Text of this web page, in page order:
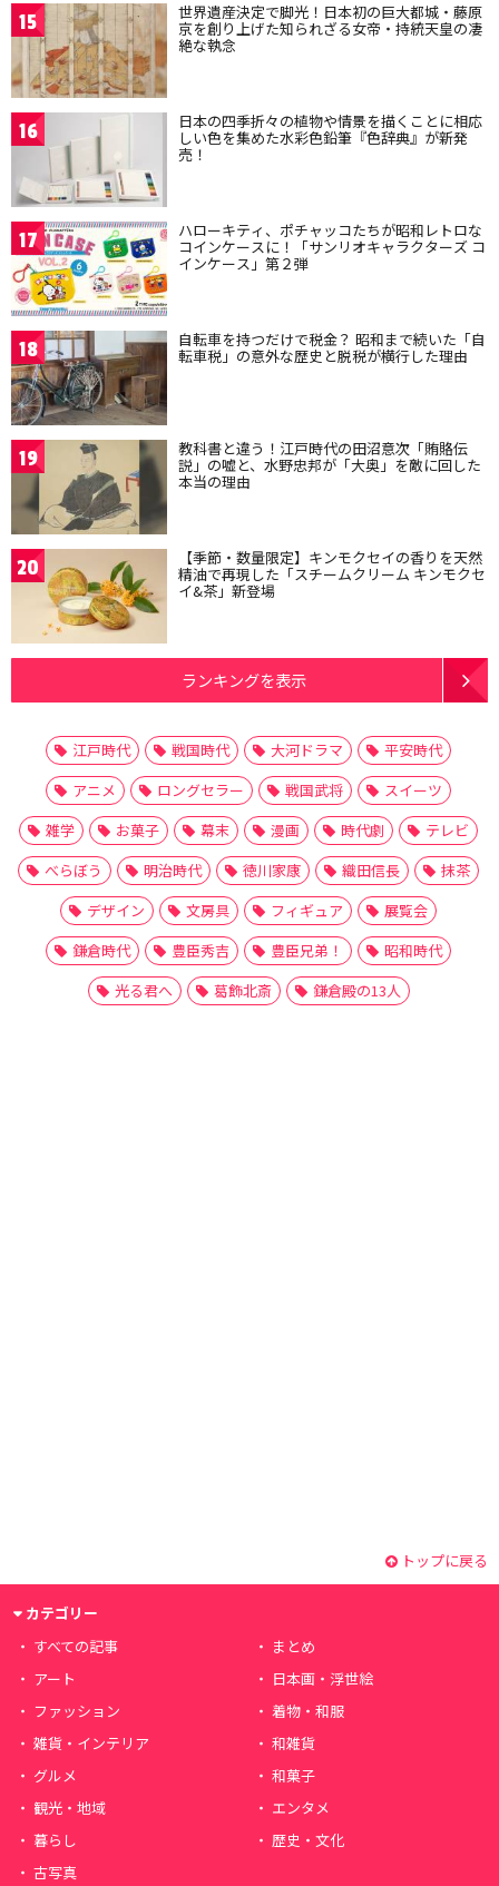
15 世界遺産決定で脚光！日本初の巨大都城・藤原
京を創り上げた知られざる女帝・持統天皇の凄
絶な執念
16 日本の四季折々の植物や情景を描くことに相応
しい色を集めた水彩色鉛筆『色辞典』が新発
売！
17 ハローキティ、ポチャッコたちが昭和レトロな
コインケースに！「サンリオキャラクターズ コ
インケース」第２弾
18 自転車を持つだけで税金？ 昭和まで続いた「自
転車税」の意外な歴史と脱税が横行した理由
19 教科書と違う！江戸時代の田沼意次「賄賂伝
説」の嘘と、水野忠邦が「大奥」を敵に回した
本当の理由
20 【季節・数量限定】キンモクセイの香りを天然
精油で再現した「スチームクリーム キンモクセ
イ&茶」新登場
ランキングを表示
江戸時代 戦国時代 大河ドラマ
平安時代
アニメ
ロングセラー 戦国武将
スイーツ
雑学
お菓子 幕末 漫画 時代劇
テレビ
べらぼう
明治時代 徳川家康 織田信長
抹茶
デザイン
文房具 フィギュア
展覧会
鎌倉時代
豊臣秀吉 豊臣兄弟！
昭和時代
光る君へ
葛飾北斎 鎌倉殿の13人
トップに戻る
カテゴリー
すべての記事
まとめ
アート
日本画・浮世絵
ファッション
着物・和服
雑貨・インテリア
和雑貨
グルメ
和菓子
観光・地域
エンタメ
暮らし
歴史・文化
古写真